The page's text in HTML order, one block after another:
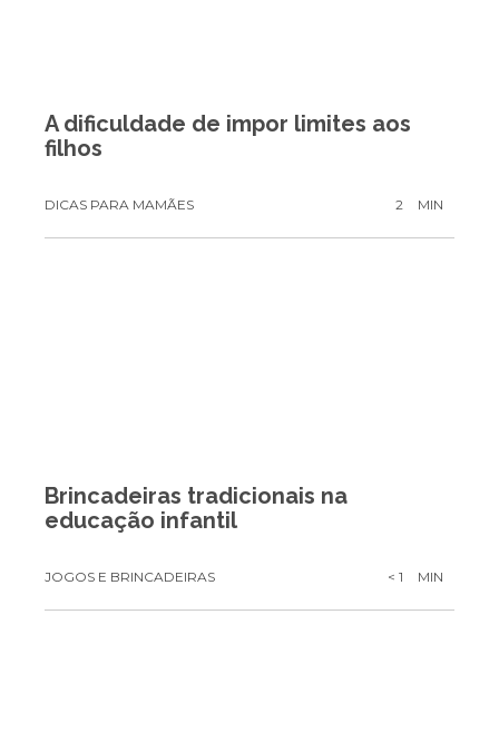
A dificuldade de impor limites aos
filhos
DICAS PARA MAMÃES 2 MIN
Brincadeiras tradicionais na
educação infantil
JOGOS E BRINCADEIRAS < 1 MIN